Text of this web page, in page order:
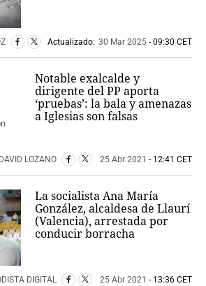
Actualizado: 30 Mar 2025 - 09:30 CET
Notable exalcalde y
dirigente del PP aporta
‘pruebas’: la bala y amenazas
a Iglesias son falsas
DAVID LOZANO 25 Abr 2021 - 12:41 CET
La socialista Ana María
González, alcaldesa de Llaurí
(Valencia), arrestada por
conducir borracha
DIGITAL 25 Abr 2021 - 13:36 CET